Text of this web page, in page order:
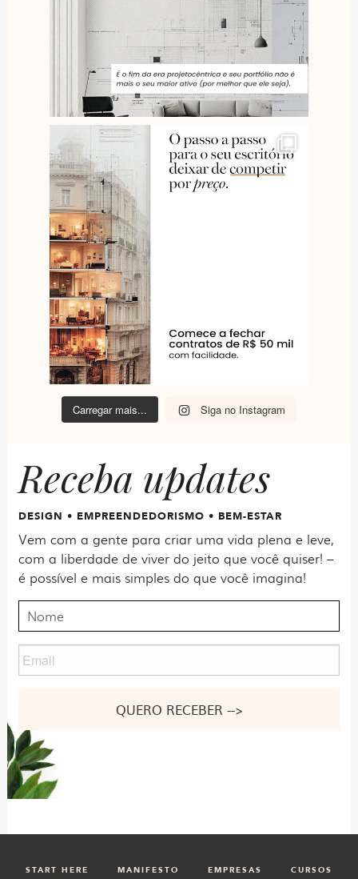
Carregar mais... Siga no Instagram
Receba updates
DESIGN • EMPREENDEDORISMO • BEM-ESTAR
Vem com a gente para criar uma vida plena e leve,
com a liberdade de viver do jeito que você quiser! –
é possível e mais simples do que você imagina!
Nome
Nome
Email
START HERE MANIFESTO EMPRESAS CURSOS